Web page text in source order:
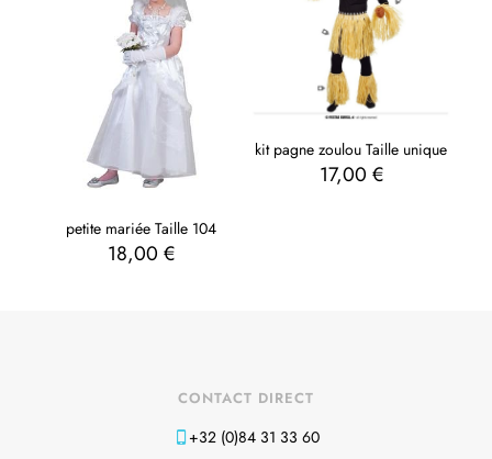
petite mariée Taille 104
18,00 €
kit pagne zoulou Taille unique
17,00 €
CONTACT DIRECT
+32 (0)84 31 33 60